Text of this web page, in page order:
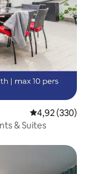
Gemiddelde
4,92 (330)
& Suites